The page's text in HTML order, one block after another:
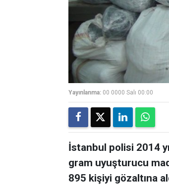
Yayınlanma: 00 0000 Salı 00:00
İstanbul polisi 2014
gram uyuşturucu
895 kişiyi gözaltına